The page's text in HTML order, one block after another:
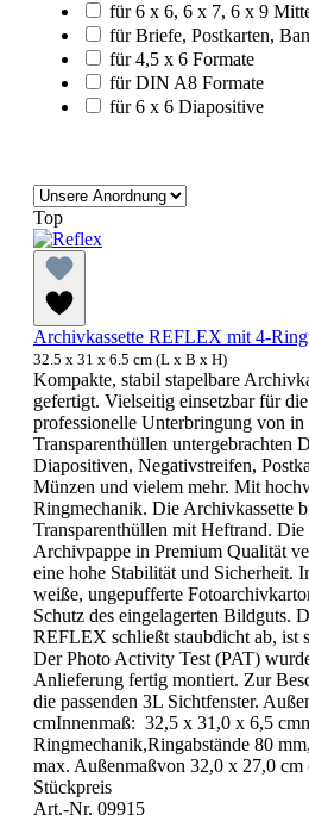
für 6 x 6, 6 x 7, 6 x 9
für Briefe, Postkarten,
für 4,5 x 6 Formate
für DIN A8 Formate
für 6 x 6 Diapositive
Top
Archivkassette REFLEX mit 4-
32.5 x 31 x 6.5 cm (L x B x H)
Kompakte, stabil stapelbare
gefertigt. Vielseitig einsetzbar für
professionelle Unterbringung von in
Transparenthüllen untergebrachten
Diapositiven, Negativstreifen,
Münzen und vielem mehr. Mit
Ringmechanik. Die Archivkassette
Transparenthüllen mit Heftrand. Die
Archivpappe in Premium Qualität
eine hohe Stabilität und Sicherheit.
weiße, ungepufferte
Schutz des eingelagerten Bildguts.
REFLEX schließt staubdicht ab, ist
Der Photo Activity Test (PAT)
Anlieferung fertig montiert. Zur
die passenden 3L Sichtfenster.
cmInnenmaß: 32,5 x 31,0 x 6,5
Ringmechanik,Ringabstände 80
max. Außenmaßvon 32,0 x 27,0
Stückpreis
Art.-Nr. 09915